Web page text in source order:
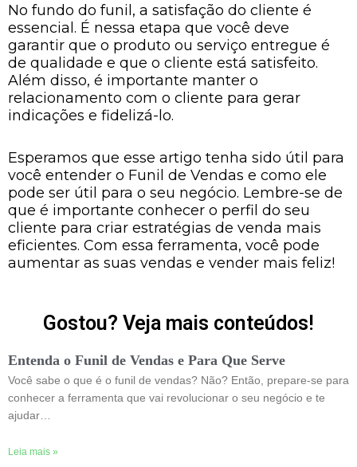
No fundo do funil, a satisfação do cliente é
essencial. É nessa etapa que você deve
garantir que o produto ou serviço entregue é
de qualidade e que o cliente está satisfeito.
Além disso, é importante manter o
relacionamento com o cliente para gerar
indicações e fidelizá-lo.
Esperamos que esse artigo tenha sido útil para
você entender o Funil de Vendas e como ele
pode ser útil para o seu negócio. Lembre-se de
que é importante conhecer o perfil do seu
cliente para criar estratégias de venda mais
eficientes. Com essa ferramenta, você pode
aumentar as suas vendas e vender mais feliz!
Gostou? Veja mais conteúdos!
Entenda o Funil de Vendas e Para Que Serve
Você sabe o que é o funil de vendas? Não? Então, prepare-se para
conhecer a ferramenta que vai revolucionar o seu negócio e te
ajudar…
Leia mais »